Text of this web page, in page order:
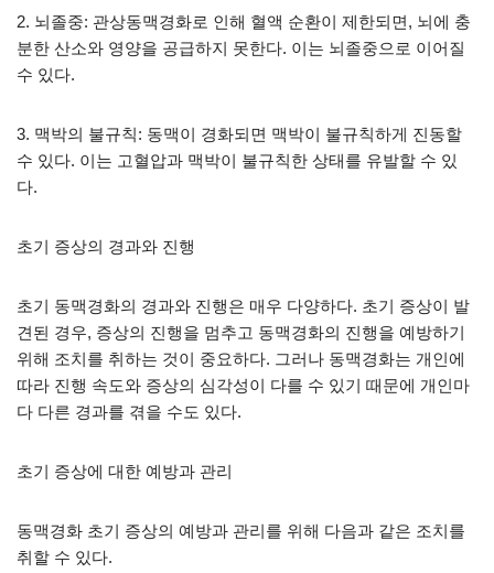
2. 뇌졸중: 관상동맥경화로 인해 혈액 순환이 제한되면, 뇌에 충
분한 산소와 영양을 공급하지 못한다. 이는 뇌졸중으로 이어질
수 있다.
3. 맥박의 불규칙: 동맥이 경화되면 맥박이 불규칙하게 진동할
수 있다. 이는 고혈압과 맥박이 불규칙한 상태를 유발할 수 있
다.
초기 증상의 경과와 진행
초기 동맥경화의 경과와 진행은 매우 다양하다. 초기 증상이 발
견된 경우, 증상의 진행을 멈추고 동맥경화의 진행을 예방하기
위해 조치를 취하는 것이 중요하다. 그러나 동맥경화는 개인에
따라 진행 속도와 증상의 심각성이 다를 수 있기 때문에 개인마
다 다른 경과를 겪을 수도 있다.
초기 증상에 대한 예방과 관리
동맥경화 초기 증상의 예방과 관리를 위해 다음과 같은 조치를
취할 수 있다.